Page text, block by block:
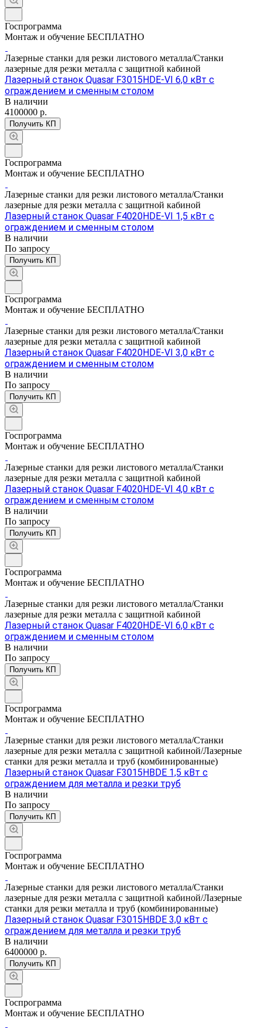
Госпрограмма
Монтаж и обучение БЕСПЛАТНО
Лазерные станки для резки листового металла/Станки
лазерные для резки металла с защитной кабиной
Лазерный станок Quasar F3015HDE-VI 6,0 кВт с
ограждением и сменным столом
В наличии
4100000 р.
Получить КП
Госпрограмма
Монтаж и обучение БЕСПЛАТНО
Лазерные станки для резки листового металла/Станки
лазерные для резки металла с защитной кабиной
Лазерный станок Quasar F4020HDE-VI 1,5 кВт с
ограждением и сменным столом
В наличии
По запросу
Получить КП
Госпрограмма
Монтаж и обучение БЕСПЛАТНО
Лазерные станки для резки листового металла/Станки
лазерные для резки металла с защитной кабиной
Лазерный станок Quasar F4020HDE-VI 3,0 кВт с
ограждением и сменным столом
В наличии
По запросу
Получить КП
Госпрограмма
Монтаж и обучение БЕСПЛАТНО
Лазерные станки для резки листового металла/Станки
лазерные для резки металла с защитной кабиной
Лазерный станок Quasar F4020HDE-VI 4,0 кВт с
ограждением и сменным столом
В наличии
По запросу
Получить КП
Госпрограмма
Монтаж и обучение БЕСПЛАТНО
Лазерные станки для резки листового металла/Станки
лазерные для резки металла с защитной кабиной
Лазерный станок Quasar F4020HDE-VI 6,0 кВт с
ограждением и сменным столом
В наличии
По запросу
Получить КП
Госпрограмма
Монтаж и обучение БЕСПЛАТНО
Лазерные станки для резки листового металла/Станки
лазерные для резки металла с защитной кабиной/Лазерные
станки для резки металла и труб (комбинированные)
Лазерный станок Quasar F3015HBDE 1,5 кВт с
ограждением для металла и резки труб
В наличии
По запросу
Получить КП
Госпрограмма
Монтаж и обучение БЕСПЛАТНО
Лазерные станки для резки листового металла/Станки
лазерные для резки металла с защитной кабиной/Лазерные
станки для резки металла и труб (комбинированные)
Лазерный станок Quasar F3015HBDE 3,0 кВт с
ограждением для металла и резки труб
В наличии
6400000 р.
Получить КП
Госпрограмма
Монтаж и обучение БЕСПЛАТНО